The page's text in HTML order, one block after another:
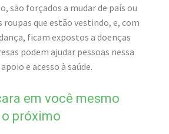
são forçados a mudar de país ou
que estão vestindo, e, com
ficam expostos a doenças
podem ajudar pessoas nessa
e acesso à saúde.
em você mesmo
próximo